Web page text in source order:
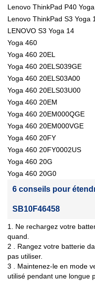
Lenovo ThinkPad P40 Yoga
Lenovo ThinkPad S3 Yoga
LENOVO S3 Yoga 14
Yoga 460
Yoga 460 20EL
Yoga 460 20ELS039GE
Yoga 460 20ELS03A00
Yoga 460 20ELS03U00
Yoga 460 20EM
Yoga 460 20EM000QGE
Yoga 460 20EM000VGE
Yoga 460 20FY
Yoga 460 20FY0002US
Yoga 460 20G
Yoga 460 20G0
6 conseils pour
SB10F46458
1. Ne rechargez votre
quand.
2 . Rangez votre batterie
pas utiliser.
3 . Maintenez-le en mode
utilisé pendant une longue